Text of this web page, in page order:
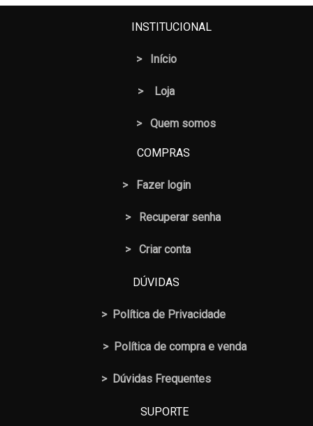
INSTITUCIONAL
> Início
> Loja
> Quem somos
COMPRAS
> Fazer login
> Recuperar senha
> Criar conta
DÚVIDAS
> Política de Privacidade
> Política de compra e venda
> Dúvidas Frequentes
SUPORTE